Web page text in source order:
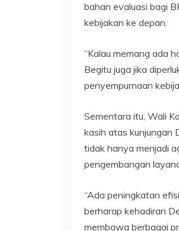
bahan evaluasi bagi
kebijakan ke depan.
“Kalau memang ada
Begitu juga jika
penyempurnaan
Sementara itu, Wali
kasih atas kunjungan
tidak hanya menjadi
pengembangan
“Ada peningkatan
berharap kehadiran
membawa berbagai